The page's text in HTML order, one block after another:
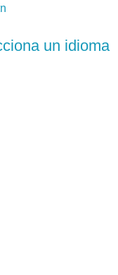
un idioma